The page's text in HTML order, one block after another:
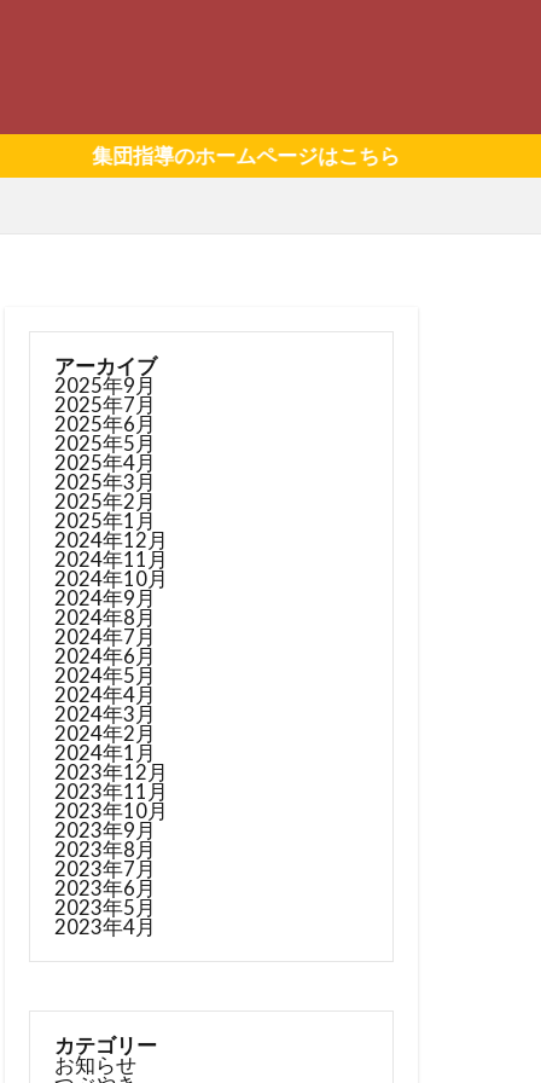
集団指導のホームページはこちら
アーカイブ
2025年9月
2025年7月
2025年6月
2025年5月
2025年4月
2025年3月
2025年2月
2025年1月
2024年12月
2024年11月
2024年10月
2024年9月
2024年8月
2024年7月
2024年6月
2024年5月
2024年4月
2024年3月
2024年2月
2024年1月
2023年12月
2023年11月
2023年10月
2023年9月
2023年8月
2023年7月
2023年6月
2023年5月
2023年4月
カテゴリー
お知らせ